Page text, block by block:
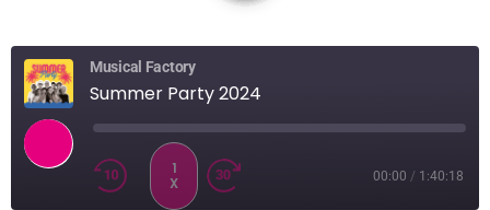
Musical Factory
Summer Party 2024
1
X
00:00 / 1:40:18